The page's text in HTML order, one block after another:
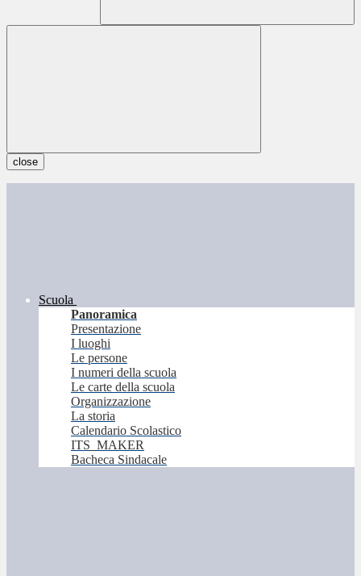
close
Scuola
Panoramica
Presentazione
I luoghi
Le persone
I numeri della scuola
Le carte della scuola
Organizzazione
La storia
Calendario Scolastico
ITS_MAKER
Bacheca Sindacale